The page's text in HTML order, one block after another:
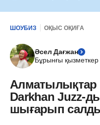
ШОУБИЗ ОҚЫС ОҚИҒА
Әсел Дағжан
Бұрынғы қызметкер
Алматылықтар
Darkhan Juzz-
шығарып